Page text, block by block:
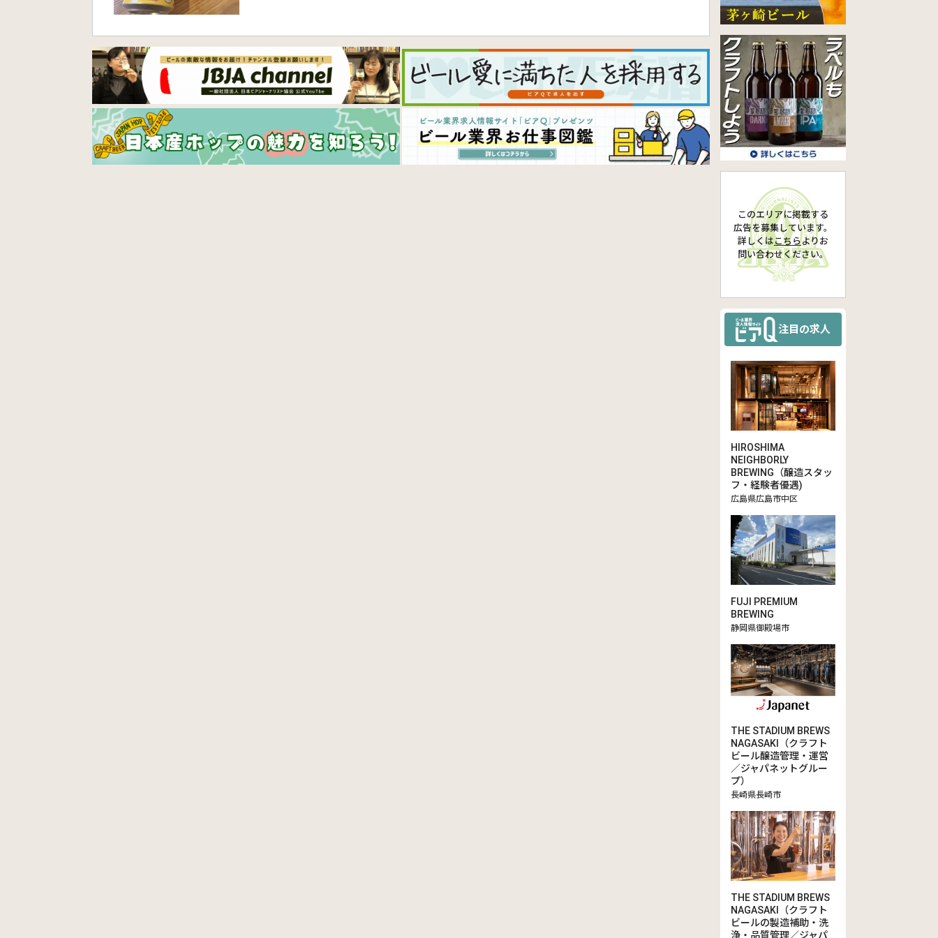
このエリアに掲載する
広告を募集しています。
詳しくは こちらより お
問い合わせください。
注目の求人
HIROSHIMA
NEIGHBORLY
BREWING（醸造スタッ
フ・経験者優遇)
広島県広島市中区
FUJI PREMIUM
BREWING
静岡県御殿場市
THE STADIUM BREWS
NAGASAKI（クラフト
ビール醸造管理・運営
／ジャパネットグルー
プ）
長崎県長崎市
THE STADIUM BREWS
NAGASAKI（クラフト
ビールの製造補助・洗
浄・品質管理／ジャパ